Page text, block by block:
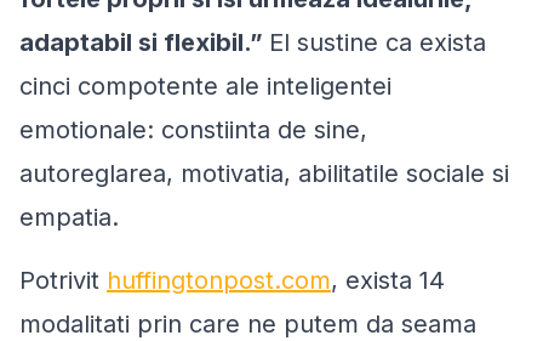
adaptabil si flexibil.” El sustine ca exista
cinci compotente ale inteligentei
emotionale: constiinta de sine,
autoreglarea, motivatia, abilitatile sociale si
empatia.
Potrivit huffingtonpost.com, exista 14
modalitati prin care ne putem da seama